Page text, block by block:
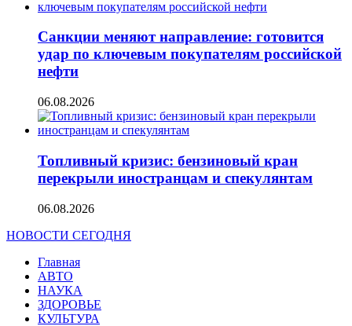
Санкции меняют направление: готовится
удар по ключевым покупателям российской
нефти
06.08.2026
Топливный кризис: бензиновый кран
перекрыли иностранцам и спекулянтам
06.08.2026
НОВОСТИ СЕГОДНЯ
Главная
АВТО
НАУКА
ЗДОРОВЬЕ
КУЛЬТУРА